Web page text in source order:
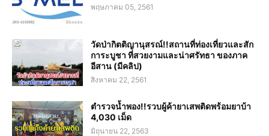
พฤษภาคม 05, 2561
วัดป่ากิตติญานุสรณ์!!สถานที่ท่องเที่ยวและสัก
การะบูชา ที่สวยงามและน่าศรัทธา ของภาค
อีสาน (มีคลิป)
สิงหาคม 22, 2561
ตำรวจน้ำพอง!!รวบผู้ค้ายาเสพติดพร้อมยาบ้า
4,030 เม็ด
มิถุนายน 22, 2563